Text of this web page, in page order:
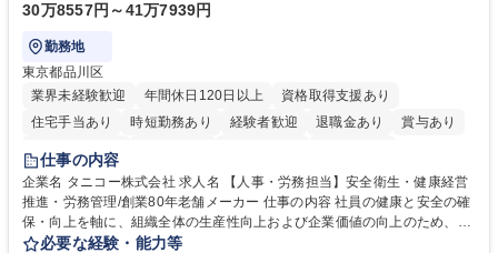
30万8557円～41万7939円
勤務地
東京都品川区
業界未経験歓迎
年間休日120日以上
資格取得支援あり
住宅手当あり
時短勤務あり 経験者歓迎 退職金あり
賞与あり
完全週休2日制
寮・社宅あり
仕事の内容
企業名 タニコー株式会社 求人名 【人事・労務担当】安全衛生・健康経営
推進・労務管理/創業80年老舗メーカー 仕事の内容 社員の健康と安全の確
保・向上を軸に、組織全体の生産性向上および企業価値の向上のため、経
営層と密接に連携しながら、定型業務にとどまらず、制度設計や施策立案
必要な経験・能力等